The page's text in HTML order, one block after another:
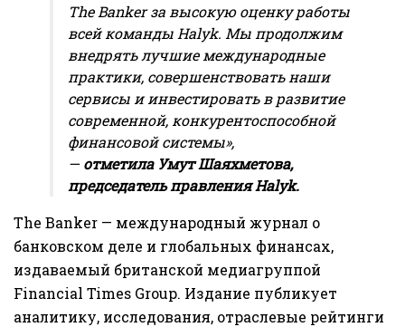
The Banker за высокую оценку работы
всей команды Halyk. Мы продолжим
внедрять лучшие международные
практики, совершенствовать наши
сервисы и инвестировать в развитие
современной, конкурентоспособной
финансовой системы»,
—отметила Умут Шаяхметова,
председатель правления Halyk.
The Banker — международный журнал о
банковском деле и глобальных финансах,
издаваемый британской медиагруппой
Financial Times Group. Издание публикует
аналитику, исследования, отраслевые рейтинги